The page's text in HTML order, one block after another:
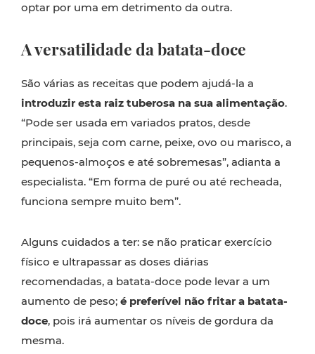
optar por uma em detrimento da outra.
A versatilidade da batata-doce
São várias as receitas que podem ajudá-la a
introduzir esta raiz tuberosa na sua alimentação.
“Pode ser usada em variados pratos, desde
principais, seja com carne, peixe, ovo ou marisco, a
pequenos-almoços e até sobremesas”, adianta a
especialista. “Em forma de puré ou até recheada,
funciona sempre muito bem”.
Alguns cuidados a ter: se não praticar exercício
físico e ultrapassar as doses diárias
recomendadas, a batata-doce pode levar a um
aumento de peso; é preferível não fritar a batata-
doce, pois irá aumentar os níveis de gordura da
mesma.